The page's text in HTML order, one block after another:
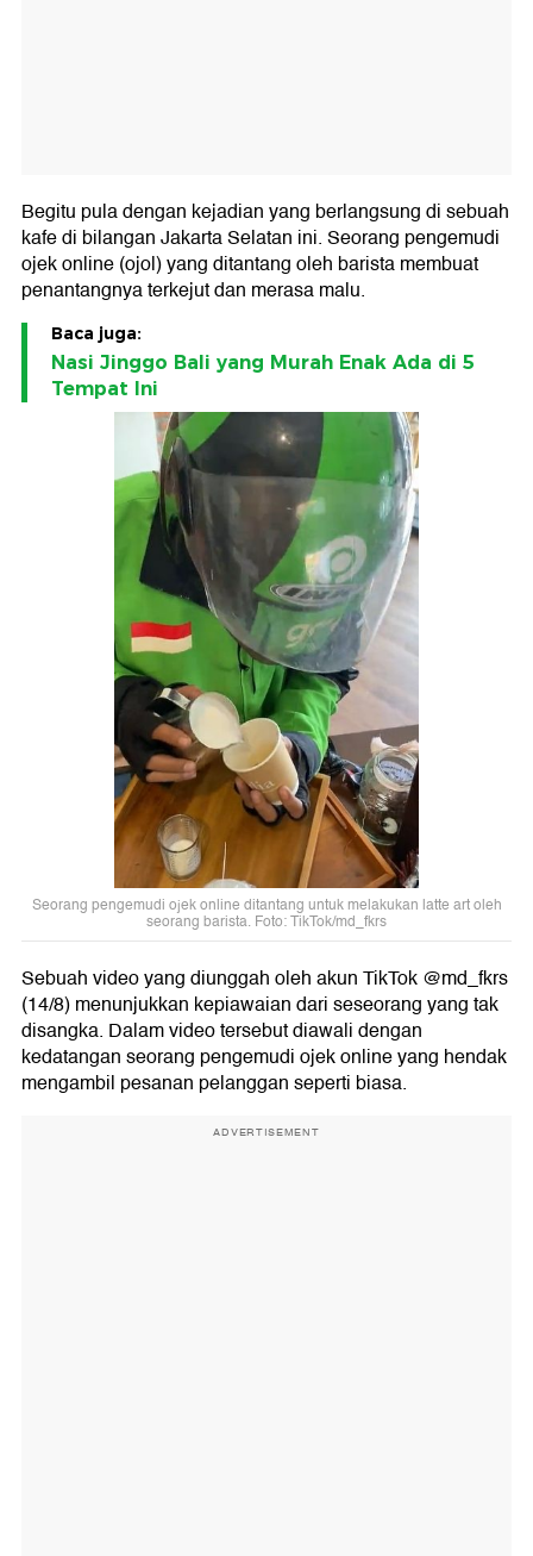
Begitu pula dengan kejadian yang berlangsung di sebuah
kafe di bilangan Jakarta Selatan ini. Seorang pengemudi
ojek online (ojol) yang ditantang oleh barista membuat
penantangnya terkejut dan merasa malu.
Baca juga:
Nasi Jinggo Bali yang Murah Enak Ada di 5
Tempat Ini
Seorang pengemudi ojek online ditantang untuk melakukan latte art oleh
seorang barista. Foto: TikTok/md_fkrs
Sebuah video yang diunggah oleh akun TikTok @md_fkrs
(14/8) menunjukkan kepiawaian dari seseorang yang tak
disangka. Dalam video tersebut diawali dengan
kedatangan seorang pengemudi ojek online yang hendak
mengambil pesanan pelanggan seperti biasa.
ADVERTISEMENT